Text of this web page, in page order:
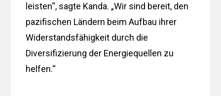
leisten“, sagte Kanda. „Wir sind bereit, den
pazifischen Ländern beim Aufbau ihrer
Widerstandsfähigkeit durch die
Diversifizierung der Energiequellen zu
helfen.“